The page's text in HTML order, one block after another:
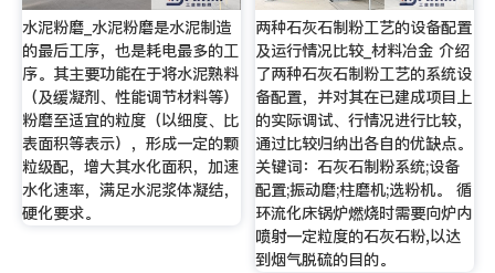
水泥粉磨_水泥粉磨是水泥制造
的最后工序，也是耗电最多的工
序。其主要功能在于将水泥熟料
（及缓凝剂、性能调节材料等）
粉磨至适宜的粒度（以细度、比
表面积等表示），形成一定的颗
粒级配，增大其水化面积，加速
水化速率，满足水泥浆体凝结，
硬化要求。
两种石灰石制粉工艺的设备配置
及运行情况比较_材料冶金 介绍
了两种石灰石制粉工艺的系统设
备配置，并对其在已建成项目上
的实际调试、行情况进行比较，
通过比较归纳出各自的优缺点。
关键词：石灰石制粉系统;设备
配置;振动磨;柱磨机;选粉机。 循
环流化床锅炉燃烧时需要向炉内
喷射一定粒度的石灰石粉,以达
到烟气脱硫的目的。